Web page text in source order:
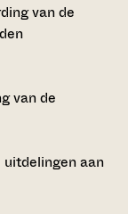
van de
van de
uitdelingen aan